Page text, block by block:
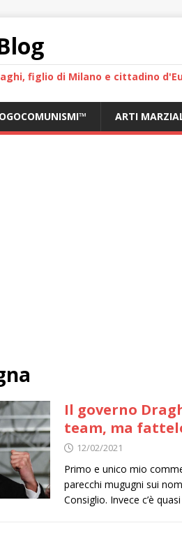
figlio di Milano e cittadino
ARTI
Il governo
team, ma
12/02/2021
Primo e unico mio
parecchi mugugni sui
Consiglio. Invece c’è